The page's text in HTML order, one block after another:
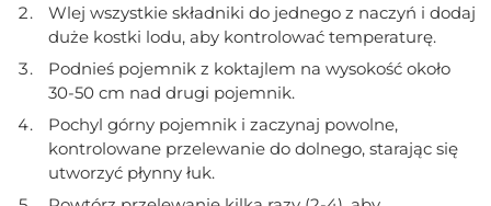
Wlej wszystkie składniki do jednego z naczyń i dodaj
duże kostki lodu, aby kontrolować temperaturę.
Podnieś pojemnik z koktajlem na wysokość około
30-50 cm nad drugi pojemnik.
Pochyl górny pojemnik i zaczynaj powolne,
kontrolowane przelewanie do dolnego, starając się
utworzyć płynny łuk.